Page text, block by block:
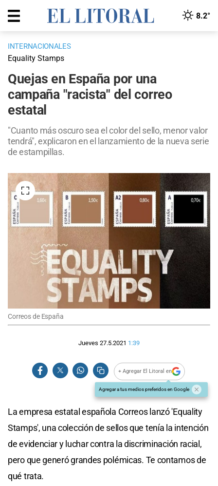
8.2°
INTERNACIONALES
Equality Stamps
Quejas en España por una
campaña "racista" del correo
estatal
"Cuanto más oscuro sea el color del sello, menor valor
tendrá", explicaron en el lanzamiento de la nueva serie
de estampillas.
Correos de España
Jueves 27.5.2021 1:39
+ Agregar El Litoral en
Agregar a tus medios preferidos en Google
La empresa estatal española Correos lanzó 'Equality
Stamps', una colección de sellos que tenía la intención
de evidenciar y luchar contra la discriminación racial,
pero que generó grandes polémicas. Te contamos de
qué trata.